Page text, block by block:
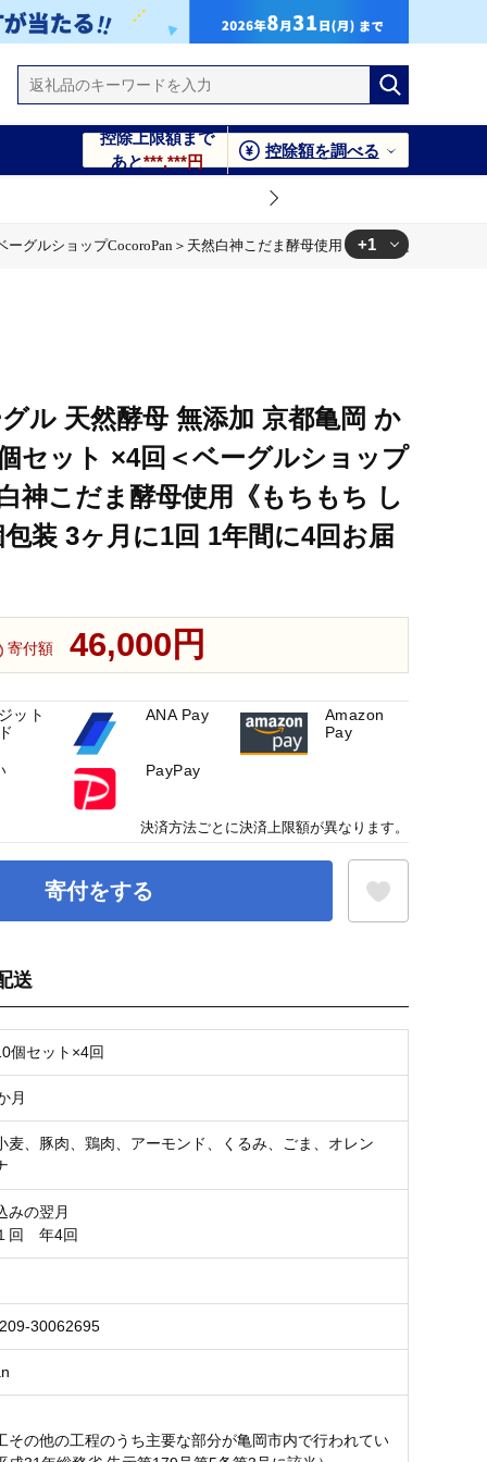
控除上限額まで
あと***,***円
控除額を調べる
グルショップCocoroPan＞天然白神こだま酵母使用《もちもち しっとり
+1
グル 天然酵母 無添加 京都亀岡 か
セット ×4回＜ベーグルショップ
神こだま酵母使用《もちもち し
装 3ヶ月に1回 1年間に4回お届
寄付額 46,000円
寄付をする
送
個セット×4回
月
麦、豚肉、鶏肉、アーモンド、くるみ、ごま、オレン
みの翌月
回 年4回
30062695
その他の工程のうち主要な部分が亀岡市内で行われてい
ット
ANA Pay
Amazon
Pay
PayPay
決済方法ごとに決済上限額が異なります。